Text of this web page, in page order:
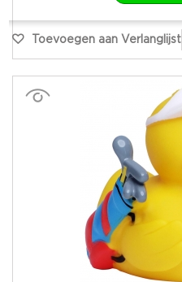
Toevoegen aan Verlanglijst